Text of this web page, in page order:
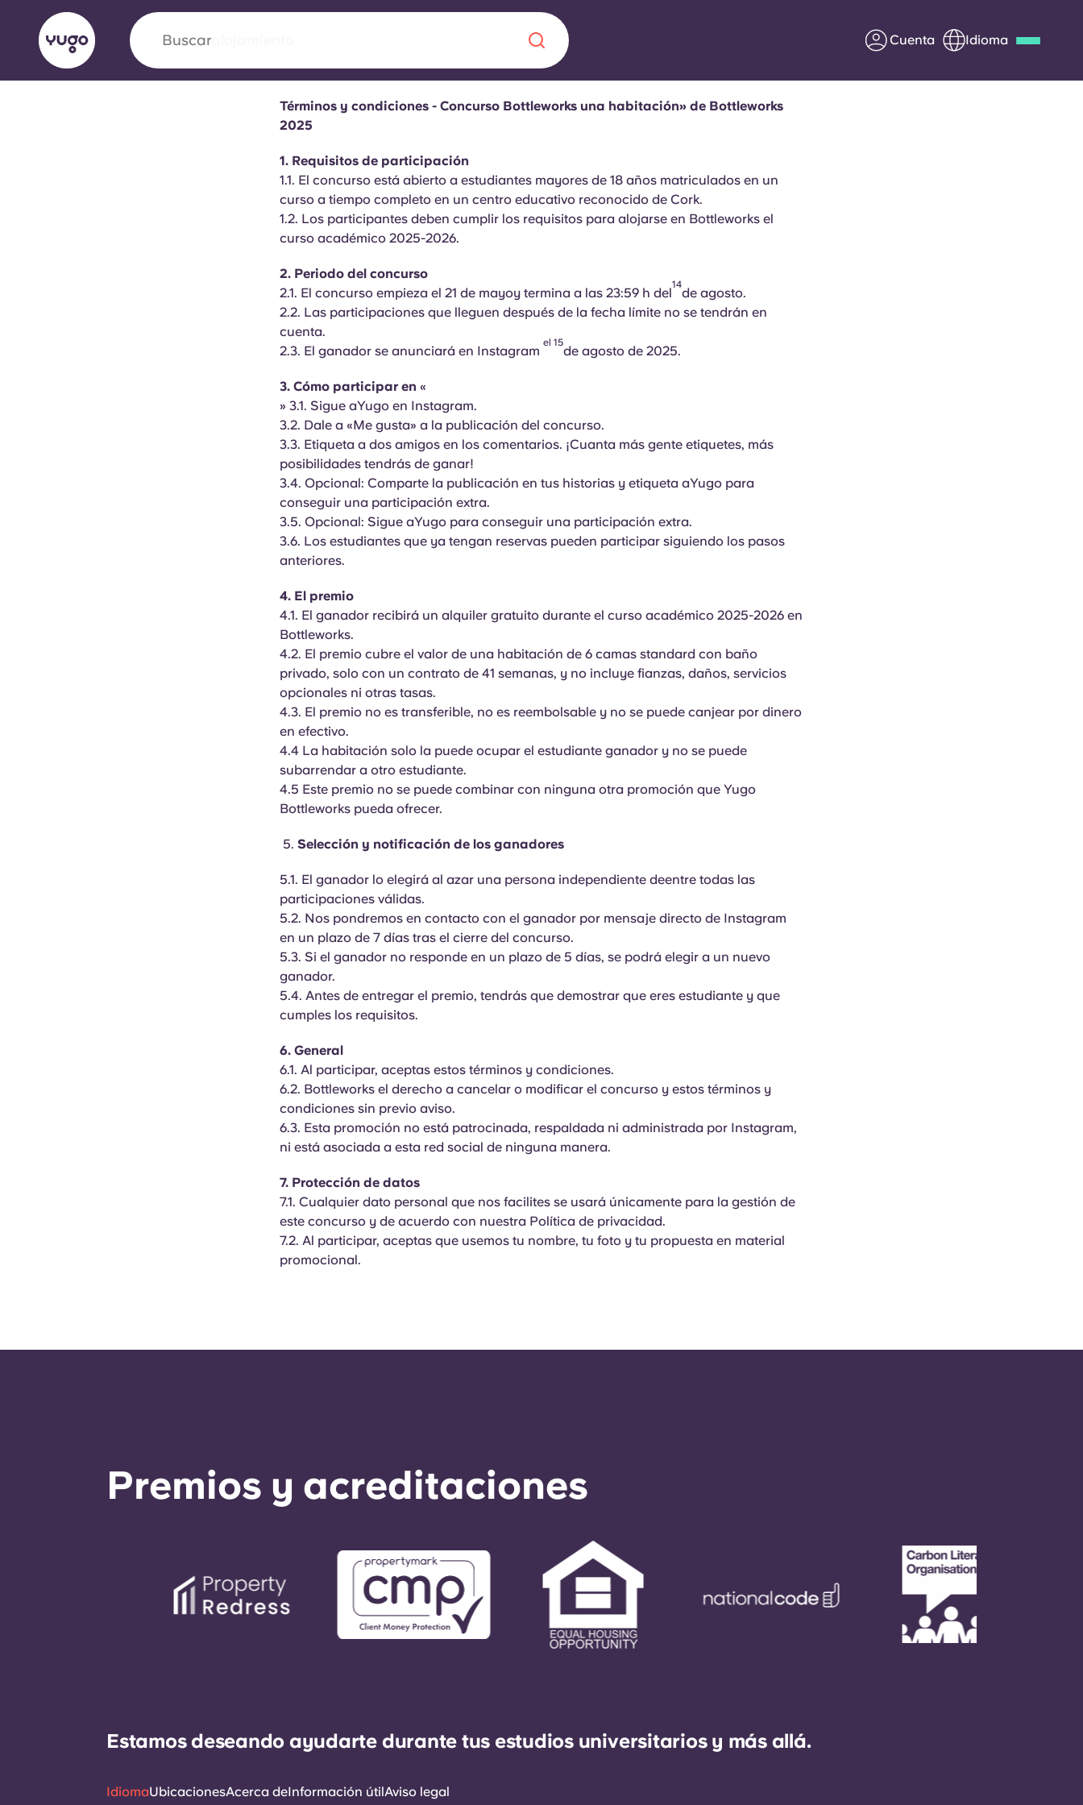
Buscar Cuenta Idioma
Yugo VCARB: Impulsando una nueva era
en el alojamiento para estudiantes
La colaboración pionera Yugocon VCARB impulsa la innovación,
la ambición y momentos inolvidables para los estudiantes.
English (US)
Términos y condiciones - Concurso Bottleworks una habitación» de Bottleworks
2025
1. Requisitos de participación
1.1. El concurso está abierto a estudiantes mayores de 18 años matriculados en un
curso a tiempo completo en un centro educativo reconocido de Cork.
1.2. Los participantes deben cumplir los requisitos para alojarse en Bottleworks el
curso académico 2025-2026.
2. Periodo del concurso
2.1. El concurso empieza el 21 de mayoy termina a las 23:59 h del
14
de agosto.
2.2. Las participaciones que lleguen después de la fecha límite no se tendrán en
cuenta.
2.3. El ganador se anunciará en Instagram
el 15
de agosto de 2025.
3. Cómo participar en «
» 3.1. Sigue aYugo en Instagram.
3.2. Dale a «Me gusta» a la publicación del concurso.
3.3. Etiqueta a dos amigos en los comentarios. ¡Cuanta más gente etiquetes, más
posibilidades tendrás de ganar!
3.4. Opcional: Comparte la publicación en tus historias y etiqueta aYugo para
conseguir una participación extra.
3.5. Opcional: Sigue aYugo para conseguir una participación extra.
3.6. Los estudiantes que ya tengan reservas pueden participar siguiendo los pasos
anteriores.
4. El premio
4.1. El ganador recibirá un alquiler gratuito durante el curso académico 2025-2026 en
Bottleworks.
4.2. El premio cubre el valor de una habitación de 6 camas standard con baño
privado, solo con un contrato de 41 semanas, y no incluye fianzas, daños, servicios
opcionales ni otras tasas.
4.3. El premio no es transferible, no es reembolsable y no se puede canjear por dinero
en efectivo.
4.4 La habitación solo la puede ocupar el estudiante ganador y no se puede
subarrendar a otro estudiante.
4.5 Este premio no se puede combinar con ninguna otra promoción que Yugo
Bottleworks pueda ofrecer.
5. Selección y notificación de los ganadores
5.1. El ganador lo elegirá al azar una persona independiente deentre todas las
participaciones válidas.
5.2. Nos pondremos en contacto con el ganador por mensaje directo de Instagram
en un plazo de 7 días tras el cierre del concurso.
5.3. Si el ganador no responde en un plazo de 5 días, se podrá elegir a un nuevo
ganador.
5.4. Antes de entregar el premio, tendrás que demostrar que eres estudiante y que
cumples los requisitos.
6. General
6.1. Al participar, aceptas estos términos y condiciones.
6.2. Bottleworks el derecho a cancelar o modificar el concurso y estos términos y
condiciones sin previo aviso.
6.3. Esta promoción no está patrocinada, respaldada ni administrada por Instagram,
ni está asociada a esta red social de ninguna manera.
7. Protección de datos
7.1. Cualquier dato personal que nos facilites se usará únicamente para la gestión de
este concurso y de acuerdo con nuestra Política de privacidad.
7.2. Al participar, aceptas que usemos tu nombre, tu foto y tu propuesta en material
promocional.
Premios y acreditaciones
Estamos deseando ayudarte durante tus estudios universitarios y más allá.
IdiomaUbicacionesAcerca deInformación útilAviso legal